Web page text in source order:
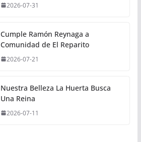
2026-07-31
Cumple Ramón Reynaga a
Comunidad de El Reparito
2026-07-21
Nuestra Belleza La Huerta Busca
Una Reina
2026-07-11